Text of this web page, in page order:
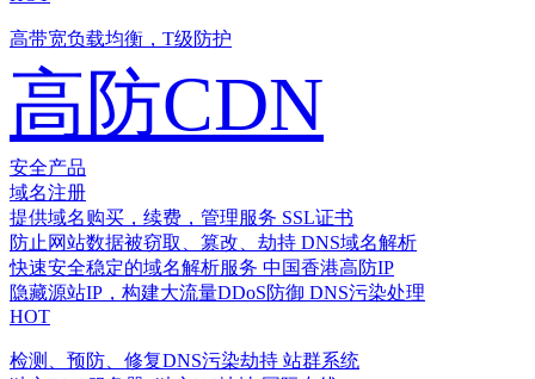
高带宽负载均衡，T级防护
高防CDN
安全产品
域名注册
提供域名购买，续费，管理服务 SSL证书
防止网站数据被窃取、篡改、劫持 DNS域名解析
快速安全稳定的域名解析服务 中国香港高防IP
隐藏源站IP，构建大流量DDoS防御 DNS污染处理
HOT
检测、预防、修复DNS污染劫持 站群系统